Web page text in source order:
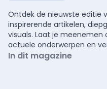
Ontdek de nieuwste editie
inspirerende artikelen,
visuals. Laat je
actuele onderwerpen en
In dit magazine